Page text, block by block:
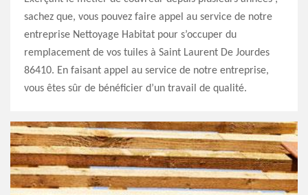
sachez que, vous pouvez faire appel au service de notre
entreprise Nettoyage Habitat pour s’occuper du
remplacement de vos tuiles à Saint Laurent De Jourdes
86410. En faisant appel au service de notre entreprise,
vous êtes sûr de bénéficier d’un travail de qualité.